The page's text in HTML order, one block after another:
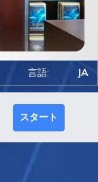
言語: JA
スタート